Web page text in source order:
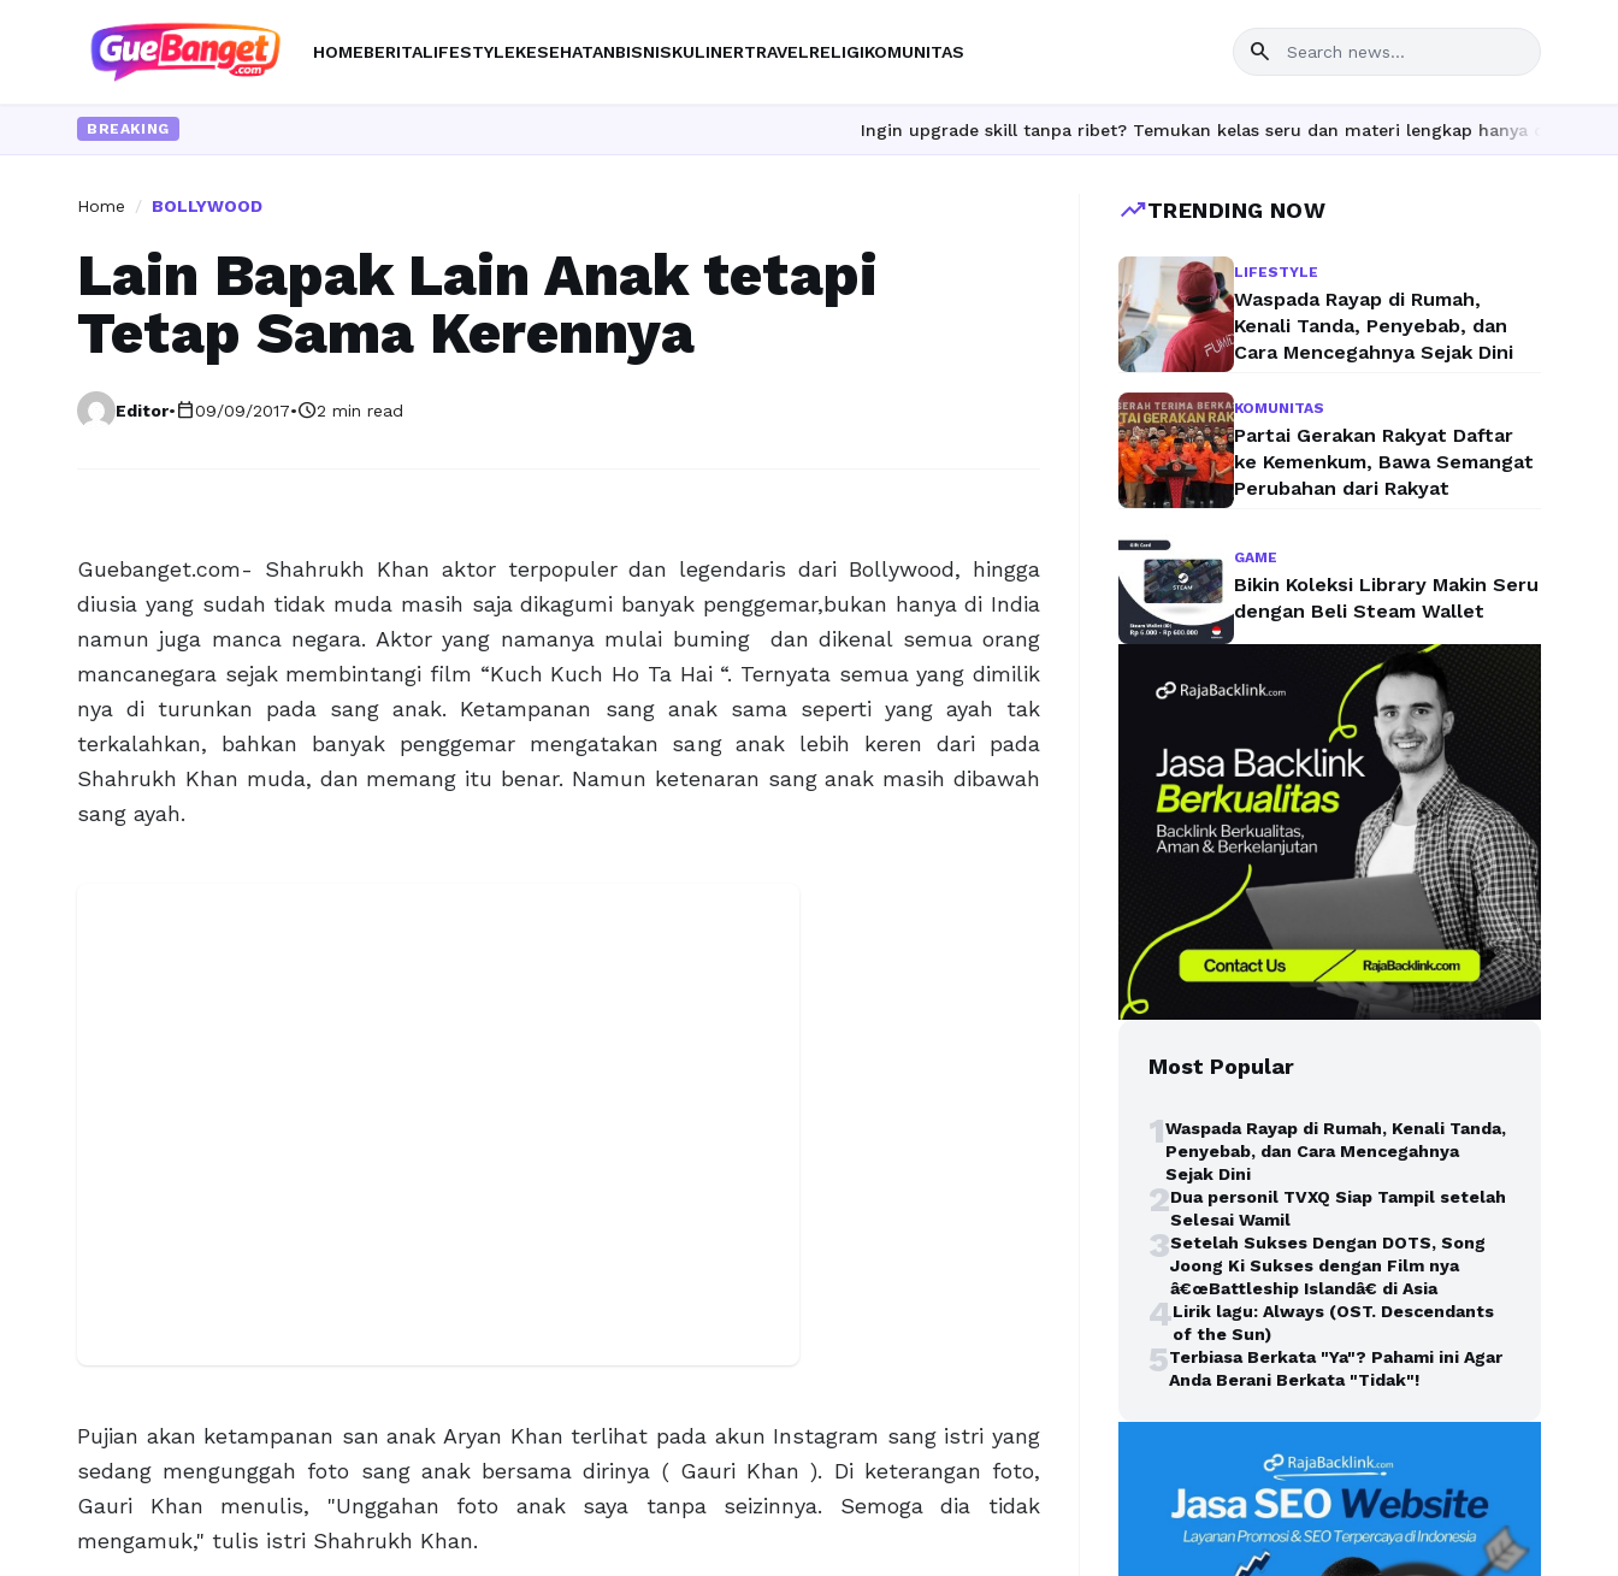
HOMEBERITALIFESTYLEKESEHATANBISNISKULINERTRAVELRELIGIKOMUNITAS search
BREAKING Ingin upgrade skill tanpa ribet? Temukan kelas seru dan materi lengkap hanya di
Home / BOLLYWOOD
Lain Bapak Lain Anak tetapi
Tetap Sama Kerennya
Editor•calendar_today09/09/2017•schedule2 min read
Guebanget.com- Shahrukh Khan aktor terpopuler dan legendaris dari Bollywood, hingga
diusia yang sudah tidak muda masih saja dikagumi banyak penggemar,bukan hanya di India
namun juga manca negara. Aktor yang namanya mulai buming dan dikenal semua orang
mancanegara sejak membintangi film “Kuch Kuch Ho Ta Hai “. Ternyata semua yang dimilik
nya di turunkan pada sang anak. Ketampanan sang anak sama seperti yang ayah tak
terkalahkan, bahkan banyak penggemar mengatakan sang anak lebih keren dari pada
Shahrukh Khan muda, dan memang itu benar. Namun ketenaran sang anak masih dibawah
sang ayah.
Pujian akan ketampanan san anak Aryan Khan terlihat pada akun Instagram sang istri yang
sedang mengunggah foto sang anak bersama dirinya ( Gauri Khan ). Di keterangan foto,
Gauri Khan menulis, "Unggahan foto anak saya tanpa seizinnya. Semoga dia tidak
mengamuk," tulis istri Shahrukh Khan.
trending_upTRENDING NOW
LIFESTYLE
Waspada Rayap di Rumah,
Kenali Tanda, Penyebab, dan
Cara Mencegahnya Sejak Dini
KOMUNITAS
Partai Gerakan Rakyat Daftar
ke Kemenkum, Bawa Semangat
Perubahan dari Rakyat
GAME
Bikin Koleksi Library Makin Seru
dengan Beli Steam Wallet
Most Popular
1Waspada Rayap di Rumah, Kenali Tanda,
Penyebab, dan Cara Mencegahnya
Sejak Dini
2Dua personil TVXQ Siap Tampil setelah
Selesai Wamil
3Setelah Sukses Dengan DOTS, Song
Joong Ki Sukses dengan Film nya
â€œBattleship Islandâ€ di Asia
4Lirik lagu: Always (OST. Descendants
of the Sun)
5Terbiasa Berkata "Ya"? Pahami ini Agar
Anda Berani Berkata "Tidak"!